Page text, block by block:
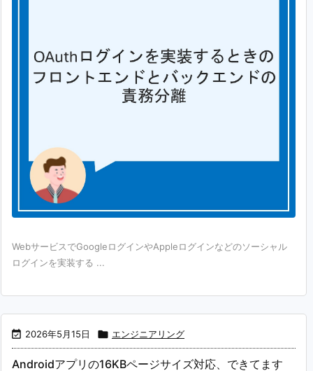
WebサービスでGoogleログインやAppleログインなどのソーシャル
ログインを実装する ...
 2026年5月15日  エンジニアリング
Androidアプリの16KBページサイズ対応、できてます